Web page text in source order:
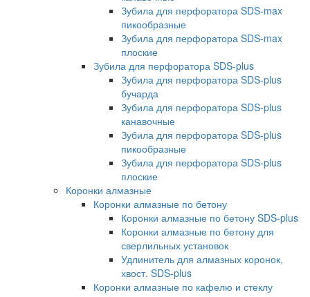
Зубила для перфоратора SDS-max
пикообразные
Зубила для перфоратора SDS-max
плоские
Зубила для перфоратора SDS-plus
Зубила для перфоратора SDS-plus
бучарда
Зубила для перфоратора SDS-plus
канавочные
Зубила для перфоратора SDS-plus
пикообразные
Зубила для перфоратора SDS-plus
плоские
Коронки алмазные
Коронки алмазные по бетону
Коронки алмазные по бетону SDS-plus
Коронки алмазные по бетону для
сверлильных установок
Удлинитель для алмазных коронок,
хвост. SDS-plus
Коронки алмазные по кафелю и стеклу